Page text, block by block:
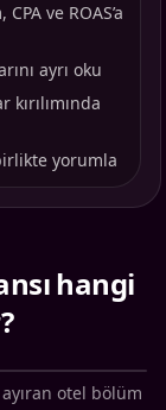
ve ROAS’a
ayrı oku
yorumla
hangi
otel bölüm